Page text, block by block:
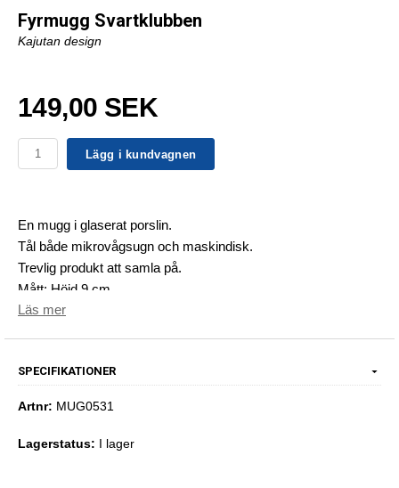
Fyrmugg Svartklubben
Kajutan design
149,00 SEK
Lägg i kundvagnen
En mugg i glaserat porslin.
Tål både mikrovågsugn och maskindisk.
Trevlig produkt att samla på.
Mått: Höjd 9 cm
Läs mer
SPECIFIKATIONER
Artnr: MUG0531
Lagerstatus: I lager